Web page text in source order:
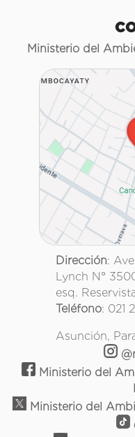
Ministerio del
Dirección:
Lynch N°
esq.
Teléfono: 021
Asunción,
Ministerio del
Ministerio del